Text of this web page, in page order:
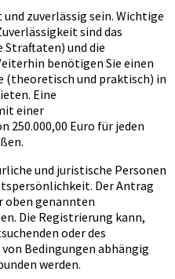
zuverlässig sein. Wichtige
sind das
Straftaten) und die
benötigen Sie einen
(theoretisch und praktisch) in
Eine
einer
250.000,00 Euro für jeden
und juristische Personen
Der Antrag
oben genannten
Die Registrierung kann,
oder des
Bedingungen abhängig
werden.